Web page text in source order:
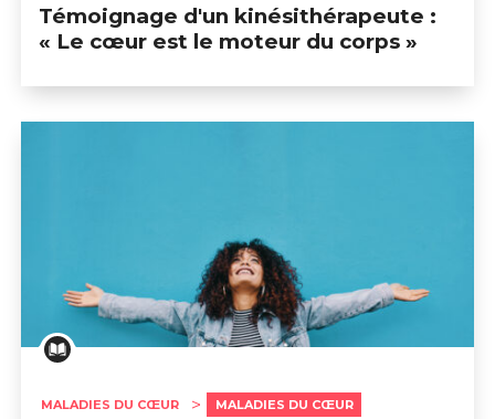
Témoignage d'un kinésithérapeute :
« Le cœur est le moteur du corps »
MALADIES DU CŒUR MALADIES DU CŒUR